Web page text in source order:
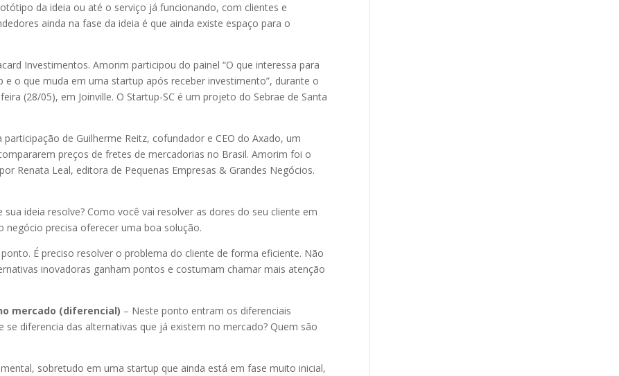
da ideia ou até o serviço já funcionando, com clientes e
ainda na fase da ideia é que ainda existe espaço para o
Investimentos. Amorim participou do painel “O que interessa para
o que muda em uma startup após receber investimento”, durante o
(28/05), em Joinville. O Startup-SC é um projeto do Sebrae de Santa
de Guilherme Reitz, cofundador e CEO do Axado, um
preços de fretes de mercadorias no Brasil. Amorim foi o
Renata Leal, editora de Pequenas Empresas & Grandes Negócios.
sua ideia resolve? Como você vai resolver as dores do seu cliente em
negócio precisa oferecer uma boa solução.
É preciso resolver o problema do cliente de forma eficiente. Não
inovadoras ganham pontos e costumam chamar mais atenção
mercado (diferencial) – Neste ponto entram os diferenciais
diferencia das alternativas que já existem no mercado? Quem são
sobretudo em uma startup que ainda está em fase muito inicial,